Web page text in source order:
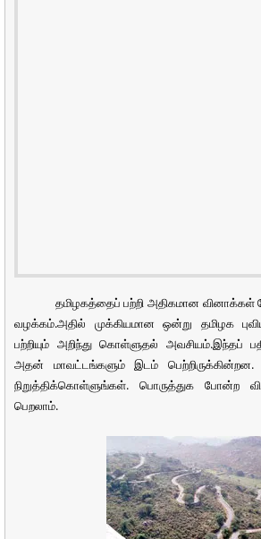
தமிழகத்தைப் பற்றி அதிகமான வினாக்கள்
வழக்கம்.அதில் முக்கியமான ஒன்று தமிழக
பற்றியும் அறிந்து கொள்ளுதல் அவசியம்.இந்தப்
அதன் மாவட்டங்களும் இடம்
நிறுத்திக்கொள்ளுங்கள். பொருத்துக போன்ற
பெறலாம்.